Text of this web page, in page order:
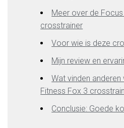
Meer over de
crosstrainer
Voor wie is deze
Mijn review en
Wat vinden
Fitness Fox 3
Conclusie: Goede